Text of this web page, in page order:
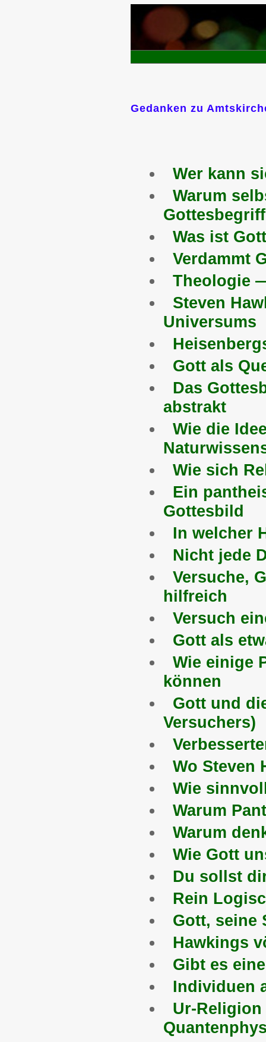
Gedanken zu
Wer kann
Warum
Was ist
Verdammt
Theologie
Steven
Universums
Gott als
Das
abstrakt
Wie die
Wie sich
Ein
Gottesbild
In welcher
Nicht jede
Versuche,
hilfreich
Versuch
Gott als
Wie einige
können
Gott und
Versuchers)
Wo Steven
Wie
Warum
Warum
Wie Gott
Du sollst
Rein
Gott, seine
Hawkings
Gibt es
Individuen
Ur-